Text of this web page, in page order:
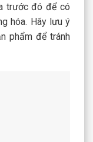
trước đó để có
hóa. Hãy lưu ý
phẩm để tránh